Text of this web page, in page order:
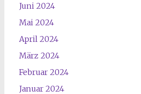
Juni 2024
Mai 2024
April 2024
März 2024
Februar 2024
Januar 2024